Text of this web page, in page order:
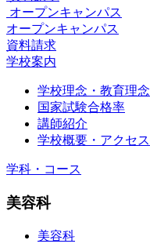
オープンキャンパス
オープンキャンパス
資料請求
学校案内
学校理念・教育理念
国家試験合格率
講師紹介
学校概要・アクセス
学科・コース
美容科
美容科